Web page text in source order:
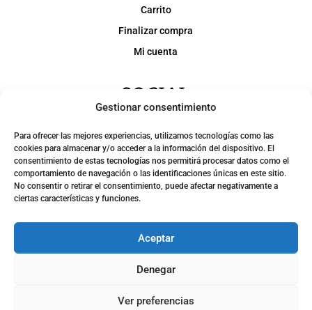
Gestionar consentimiento
Para ofrecer las mejores experiencias, utilizamos tecnologías como las
cookies para almacenar y/o acceder a la información del dispositivo. El
consentimiento de estas tecnologías nos permitirá procesar datos como el
comportamiento de navegación o las identificaciones únicas en este sitio.
No consentir o retirar el consentimiento, puede afectar negativamente a
ciertas características y funciones.
Aceptar
Denegar
Ver preferencias
Carrito
Finalizar compra
Mi cuenta
SOCIAL
© 2024 Consaborahumo.com | Desarollo tienda online